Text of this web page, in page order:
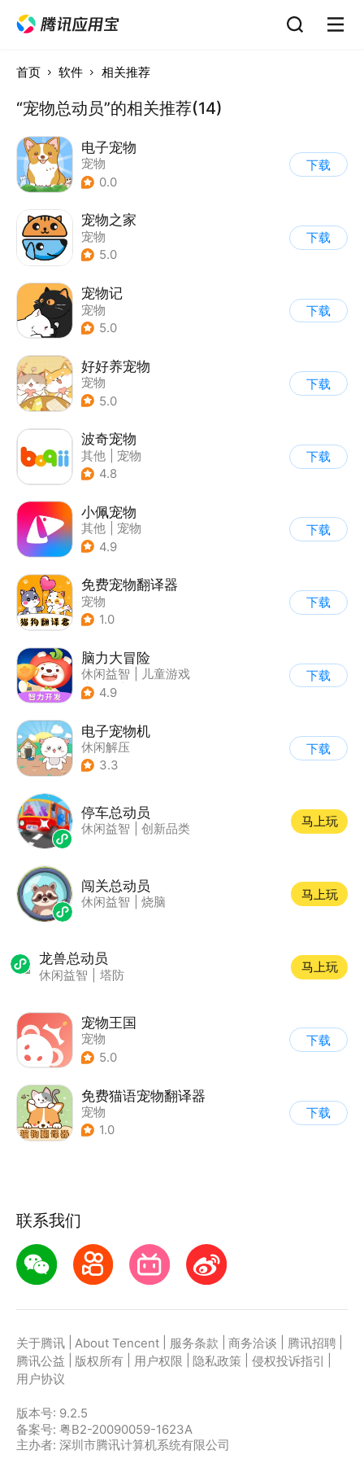
首页 软件 相关推荐
“宠物总动员”的相关推荐(14)
电子宠物
宠物
0.0
下载
宠物之家
宠物
5.0
下载
宠物记
宠物
5.0
下载
好好养宠物
宠物
5.0
下载
波奇宠物
其他
宠物
4.8
下载
小佩宠物
其他
宠物
4.9
下载
免费宠物翻译器
宠物
1.0
下载
脑力大冒险
休闲益智
儿童游戏
| 卡通
4.9
下载
电子宠物机
休闲解压
3.3
下载
停车总动员
休闲益智 创新品类
马上玩
闯关总动员
休闲益智 烧脑
马上玩
龙兽总动员
休闲益智 塔防
马上玩
宠物王国
宠物
5.0
下载
免费猫语宠物翻译器
宠物
1.0
下载
联系我们
关于腾讯 About Tencent 服务条款 商务洽谈 腾讯招聘
腾讯公益
版权所有 用户权限 隐私政策 侵权投诉指引
用户协议
版本号: 9.2.5
备案号: 粤B2-20090059-1623A
主办者: 深圳市腾讯计算机系统有限公司